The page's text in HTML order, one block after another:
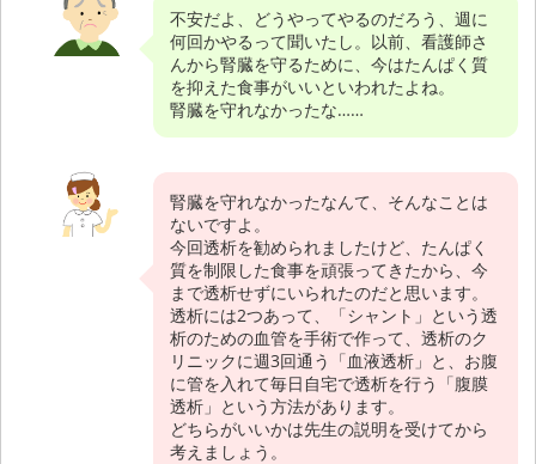
不安だよ、どうやってやるのだろう、週に
何回かやるって聞いたし。以前、看護師さ
んから腎臓を守るために、今はたんぱく質
を抑えた食事がいいといわれたよね。
腎臓を守れなかったな……
腎臓を守れなかったなんて、そんなことは
ないですよ。
今回透析を勧められましたけど、たんぱく
質を制限した食事を頑張ってきたから、今
まで透析せずにいられたのだと思います。
透析には2つあって、「シャント」という透
析のための血管を手術で作って、透析のク
リニックに週3回通う「血液透析」と、お腹
に管を入れて毎日自宅で透析を行う「腹膜
透析」という方法があります。
どちらがいいかは先生の説明を受けてから
考えましょう。